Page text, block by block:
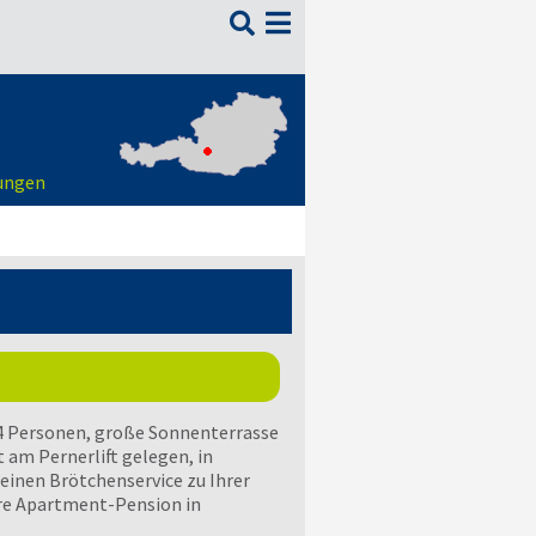

große Sonnenterrasse
am Pernerlift gelegen, in
Brötchenservice zu Ihrer
Apartment-Pension in